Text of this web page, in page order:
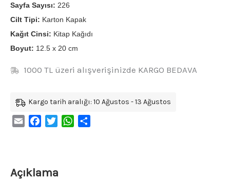
Sayfa Sayısı: 226
Cilt Tipi: Karton Kapak
Kağıt Cinsi: Kitap Kağıdı
Boyut: 12.5 x 20 cm
1000 TL üzeri alışverişinizde KARGO BEDAVA
Kargo tarih aralığı: 10 Ağustos - 13 Ağustos
Email FacebookTwitterWhatsApp
Açıklama